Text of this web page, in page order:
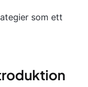
som ett